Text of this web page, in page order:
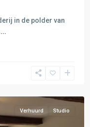
in de polder van
...
Verhuurd Studio